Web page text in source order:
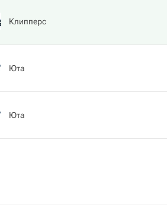
Клипперс
Юта
Юта